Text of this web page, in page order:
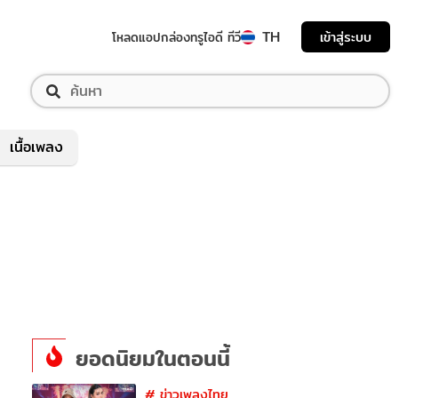
โหลดแอปกล่องทรูไอดี ทีวี TH เข้าสู่ระบบ
เนื้อเพลง
ยอดนิยมในตอนนี้